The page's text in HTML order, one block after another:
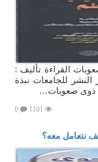
القراءة تأليف :
للجامعات نبذة
ذوى صعوبات…
نتعامل معه؟